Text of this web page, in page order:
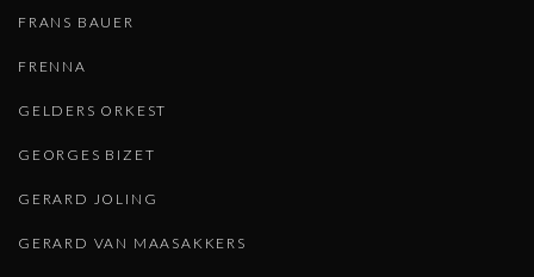
FRANS BAUER
FRENNA
GELDERS ORKEST
GEORGES BIZET
GERARD JOLING
GERARD VAN MAASAKKERS